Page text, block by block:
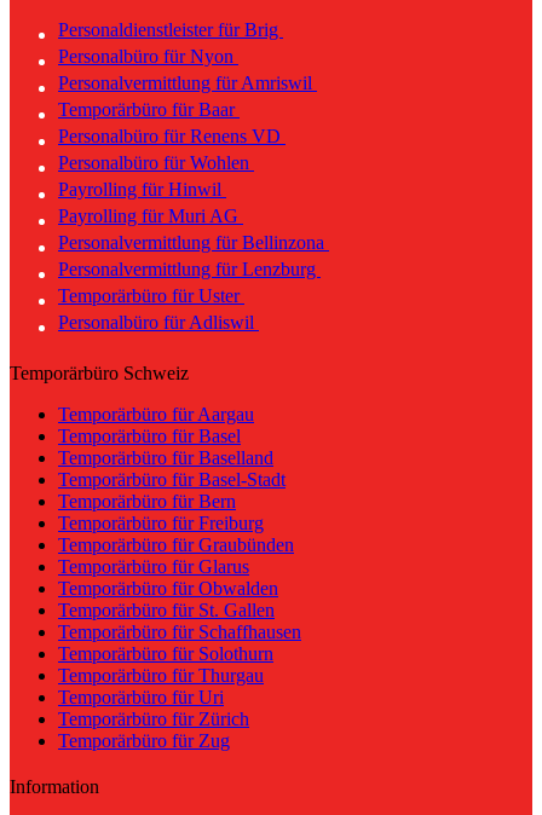
Personaldienstleister für Brig
Personalbüro für Nyon
Personalvermittlung für Amriswil
Temporärbüro für Baar
Personalbüro für Renens VD
Personalbüro für Wohlen
Payrolling für Hinwil
Payrolling für Muri AG
Personalvermittlung für Bellinzona
Personalvermittlung für Lenzburg
Temporärbüro für Uster
Personalbüro für Adliswil
Temporärbüro Schweiz
Temporärbüro für Aargau
Temporärbüro für Basel
Temporärbüro für Baselland
Temporärbüro für Basel-Stadt
Temporärbüro für Bern
Temporärbüro für Freiburg
Temporärbüro für Graubünden
Temporärbüro für Glarus
Temporärbüro für Obwalden
Temporärbüro für St. Gallen
Temporärbüro für Schaffhausen
Temporärbüro für Solothurn
Temporärbüro für Thurgau
Temporärbüro für Uri
Temporärbüro für Zürich
Temporärbüro für Zug
Information